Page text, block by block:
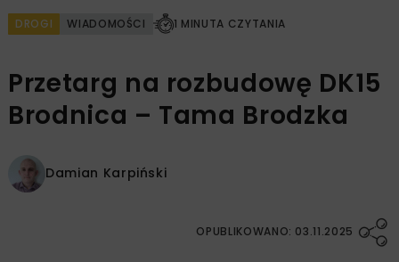
DROGI WIADOMOŚCI 1 MINUTA CZYTANIA
Przetarg na rozbudowę DK15
Brodnica – Tama Brodzka
Damian Karpiński
OPUBLIKOWANO: 03.11.2025